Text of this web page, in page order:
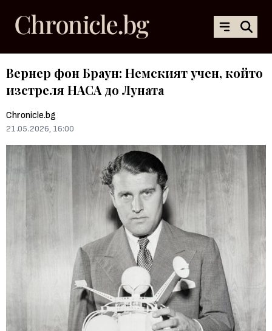
Вернер фон Браун: Немският учен, който
изстреля НАСА до Луната
Chronicle.bg
21.05.2026, 16:00